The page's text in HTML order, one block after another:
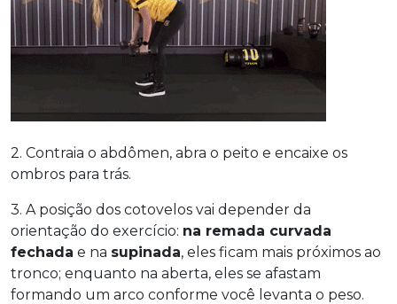
2. Contraia o abdômen, abra o peito e encaixe os
ombros para trás.
3. A posição dos cotovelos vai depender da
orientação do exercício: na remada curvada
fechada e na supinada, eles ficam mais próximos ao
tronco; enquanto na aberta, eles se afastam
formando um arco conforme você levanta o peso.